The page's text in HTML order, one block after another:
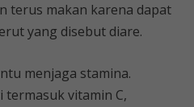
terus makan karena dapat
yang disebut diare.
menjaga stamina.
vitamin C,